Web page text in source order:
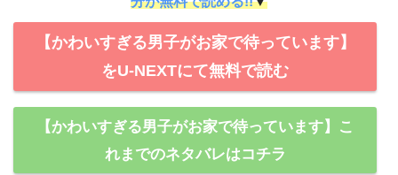
【かわいすぎる男子がお家で待っています】
をU-NEXTにて無料で読む
【かわいすぎる男子がお家で待っています】こ
れまでのネタバレはコチラ